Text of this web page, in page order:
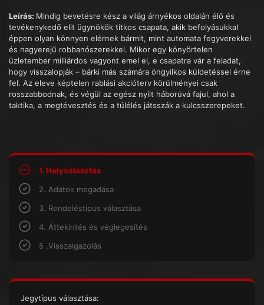
Leírás: Mindig bevetésre kész a világ árnyékos oldalán élő és
tevékenykedő elit ügynökök titkos csapata, akik befolyásukkal
éppen olyan könnyen elérnek bármit, mint automata fegyverekkel
és nagyerejű robbanószerekkel. Mikor egy könyörtelen
üzletember milliárdos vagyont emel el, e csapatra vár a feladat,
hogy visszalopják – bárki más számára öngyilkos küldetéssel érne
fel. Az eleve képtelen rablási akcióterv körülményei csak
rosszabbodnak, és végül az egész nyílt háborúvá fajul, ahol a
taktika, a megtévesztés és a túlélés játsszák a kulcsszerepeket.
1. Helyválasztás
2. Adatok megadása
3. Rendeléstípus választása
4. Áttekintés és véglegesítés
5 .Visszaigazolás
Jegytípus választása: